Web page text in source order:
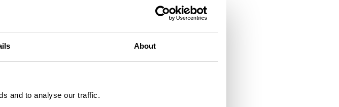
About
and to analyse our traffic.
bøkene kan jeg ikke huske.
mistet jeg rett og slett